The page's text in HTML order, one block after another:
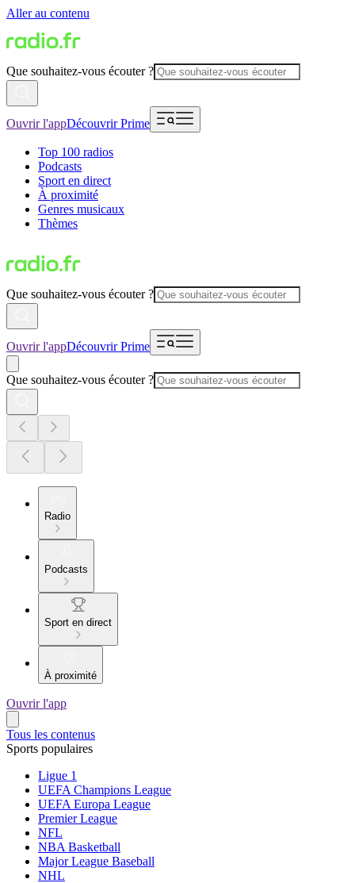
Aller au contenu
Que souhaitez-vous écouter ?
Ouvrir l'appDécouvrir Prime
Top 100 radios
Podcasts
Sport en direct
À proximité
Genres musicaux
Thèmes
Que souhaitez-vous écouter ?
Ouvrir l'appDécouvrir Prime
Que souhaitez-vous écouter ?
Radio
Podcasts
Sport en direct
À proximité
Ouvrir l'app
Tous les contenus
Sports populaires
Ligue 1
UEFA Champions League
UEFA Europa League
Premier League
NFL
NBA Basketball
Major League Baseball
NHL